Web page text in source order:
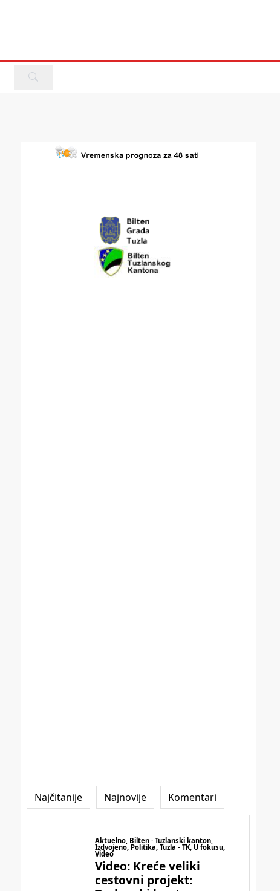
Najčitanije Najnovije Komentari